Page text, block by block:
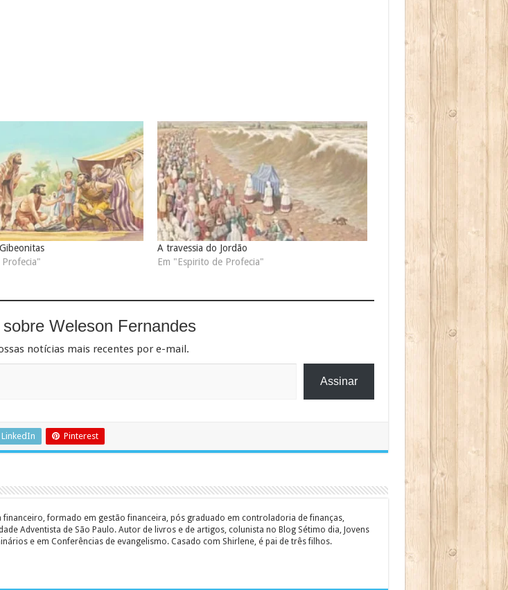
A travessia do Jordão
Em "Espirito de Profecia"
Weleson Fernandes
notícias mais recentes por e-mail.
Assinar
LinkedIn Pinterest
financeiro, formado em gestão financeira, pós graduado em controladoria de finanças,
Adventista de São Paulo. Autor de livros e de artigos, colunista no Blog Sétimo dia, Jovens
e em Conferências de evangelismo. Casado com Shirlene, é pai de três filhos.